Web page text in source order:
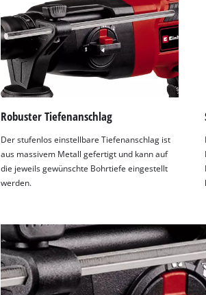
Robuster Tiefenanschlag
Der stufenlos einstellbare Tiefenanschlag ist
aus massivem Metall gefertigt und kann auf
die jeweils gewünschte Bohrtiefe eingestellt
werden.